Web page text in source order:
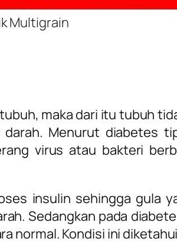
Multigrain
maka dari itu tubuh
Menurut diabetes
virus atau bakteri
insulin sehingga gula
Sedangkan pada
normal. Kondisi ini